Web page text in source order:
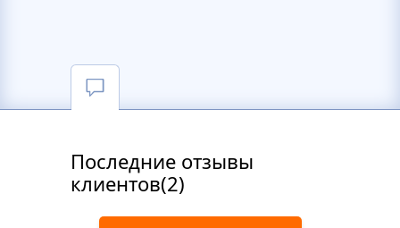
Последние отзывы
клиентов(2)